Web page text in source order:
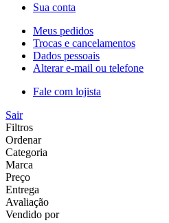
Sua conta
Meus pedidos
Trocas e cancelamentos
Dados pessoais
Alterar e-mail ou telefone
Fale com lojista
Sair
Filtros
Ordenar
Categoria
Marca
Preço
Entrega
Avaliação
Vendido por